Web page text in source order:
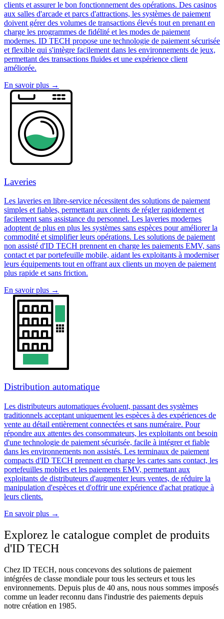
clients et assurer le bon fonctionnement des opérations. Des casinos
aux salles d'arcade et parcs d'attractions, les systèmes de paiement
doivent gérer des volumes de transactions élevés tout en prenant en
charge les programmes de fidélité et les modes de paiement
modernes. ID TECH propose une technologie de paiement sécurisée
et flexible qui s'intègre facilement dans les environnements de jeux,
permettant des transactions fluides et une expérience client
améliorée.
En savoir plus →
Laveries
Les laveries en libre-service nécessitent des solutions de paiement
simples et fiables, permettant aux clients de régler rapidement et
facilement sans assistance du personnel. Les laveries modernes
adoptent de plus en plus les systèmes sans espèces pour améliorer la
commodité et simplifier leurs opérations. Les solutions de paiement
non assisté d'ID TECH prennent en charge les paiements EMV, sans
contact et par portefeuille mobile, aidant les exploitants à moderniser
leurs équipements tout en offrant aux clients un moyen de paiement
plus rapide et sans friction.
En savoir plus →
Distribution automatique
Les distributeurs automatiques évoluent, passant des systèmes
traditionnels acceptant uniquement les espèces à des expériences de
vente au détail entièrement connectées et sans numéraire. Pour
répondre aux attentes des consommateurs, les exploitants ont besoin
d'une technologie de paiement sécurisée, facile à intégrer et fiable
dans les environnements non assistés. Les terminaux de paiement
compacts d'ID TECH prennent en charge les cartes sans contact, les
portefeuilles mobiles et les paiements EMV, permettant aux
exploitants de distributeurs d'augmenter leurs ventes, de réduire la
manipulation d'espèces et d'offrir une expérience d'achat pratique à
leurs clients.
En savoir plus →
Explorez le catalogue complet de produits
d'ID TECH
Chez ID TECH, nous concevons des solutions de paiement
intégrées de classe mondiale pour tous les secteurs et tous les
environnements. Depuis plus de 40 ans, nous nous sommes imposés
comme un leader reconnu dans l'industrie des paiements depuis
notre création en 1985.